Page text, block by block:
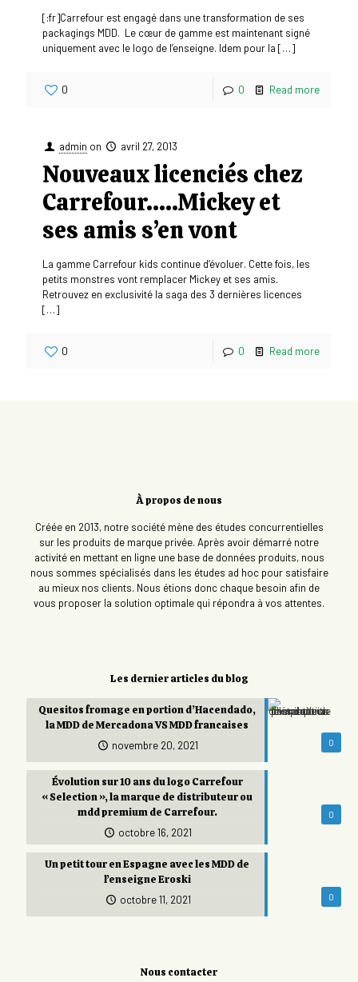
[:fr]Carrefour est engagé dans une transformation de ses
packagings MDD. Le cœur de gamme est maintenant signé
uniquement avec le logo de l’enseigne. Idem pour la […]
0 0 Read more
admin on avril 27, 2013
Nouveaux licenciés chez
Carrefour…..Mickey et
ses amis s’en vont
La gamme Carrefour kids continue d’évoluer. Cette fois, les
petits monstres vont remplacer Mickey et ses amis.
Retrouvez en exclusivité la saga des 3 dernières licences
[…]
0 0 Read more
À propos de nous
Créée en 2013, notre société mène des études concurrentielles
sur les produits de marque privée. Après avoir démarré notre
activité en mettant en ligne une base de données produits, nous
nous sommes spécialisés dans les études ad hoc pour satisfaire
au mieux nos clients. Nous étions donc chaque besoin afin de
vous proposer la solution optimale qui répondra à vos attentes.
Les dernier articles du blog
0
Quesitos fromage en portion d’Hacendado,
la MDD de Mercadona VS MDD francaises
novembre 20, 2021
0
Évolution sur 10 ans du logo Carrefour
« Selection », la marque de distributeur ou
mdd premium de Carrefour.
octobre 16, 2021
0
Un petit tour en Espagne avec les MDD de
l’enseigne Eroski
octobre 11, 2021
Nous contacter